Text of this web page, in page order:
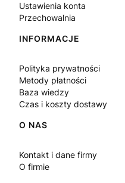
Ustawienia konta
Przechowalnia
INFORMACJE
Polityka prywatności
Metody płatności
Baza wiedzy
Czas i koszty dostawy
O NAS
Kontakt i dane firmy
O firmie